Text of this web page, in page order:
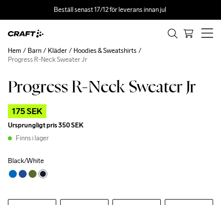
Beställ senast 17/12 för leverans innan jul
Progress R-Neck Sweater Jr
175 SEK
Ursprungligt pris350 SEK
Finns i lager
Black/White
Hem Barn Kläder
Hoodies & Sweatshirts
Progress R-Neck Sweater Jr
Outlet